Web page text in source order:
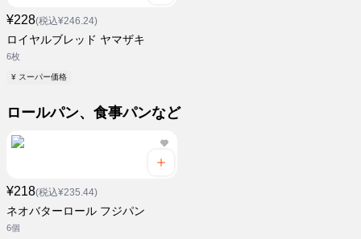
¥228(税込¥246.24)
ロイヤルブレッド ヤマザキ
6枚
¥ スーパー価格
ロールパン、食事パンなど
¥218(税込¥235.44)
ネオバターロール フジパン
6個